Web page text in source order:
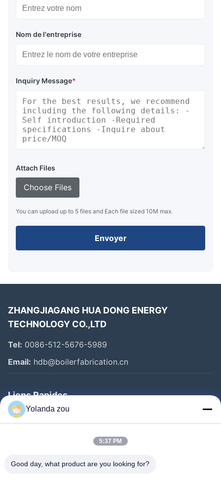
Nom de l'entreprise
Inquiry Message*
Attach Files
Choose Files
You can upload up to 5 files and Each file sized 10M max.
Envoyer
ZHANGJIAGANG HUA DONG ENERGY
TECHNOLOGY CO.,LTD
Tel: 0086-512-5676-5989
Email: hdb@boilerfabrication.cn
Liens Rapides
Maison
Visite D'usine
Yolanda zou
5:37 PM
Good day, what product are you looking for?